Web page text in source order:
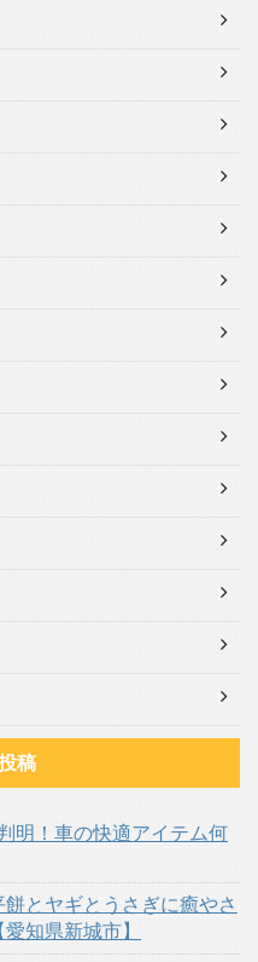
稿
明！車の快適アイテム何
餅とヤギとうさぎに癒やさ
知県新城市】